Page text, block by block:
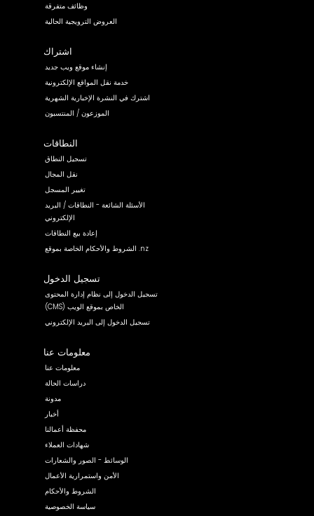
وظائف متفرقة
العروض الترويجية الحالية
اشتراك
إنشاء موقع ويب جديد
خدمة نقل المواقع الإلكترونية
اشترك في النشرة الإخبارية الشهرية
الموزعون / المنتسبون
النطاقات
تسجيل النطاق
نقل المجال
تغيير المسجل
الأسئلة الشائعة - النطاقات / البريد
الإلكتروني
إعادة بيع النطاقات
الشروط والأحكام الخاصة بموقع .nz
تسجيل الدخول
تسجيل الدخول إلى نظام إدارة المحتوى
(CMS) الخاص بموقع الويب
تسجيل الدخول إلى البريد الإلكتروني
معلومات عنا
معلومات عنا
دراسات الحالة
مدونة
أخبار
محفظة أعمالنا
شهادات العملاء
الوسائط - الصور والشعارات
الأمن واستمرارية الأعمال
الشروط والأحكام
سياسة الخصوصية